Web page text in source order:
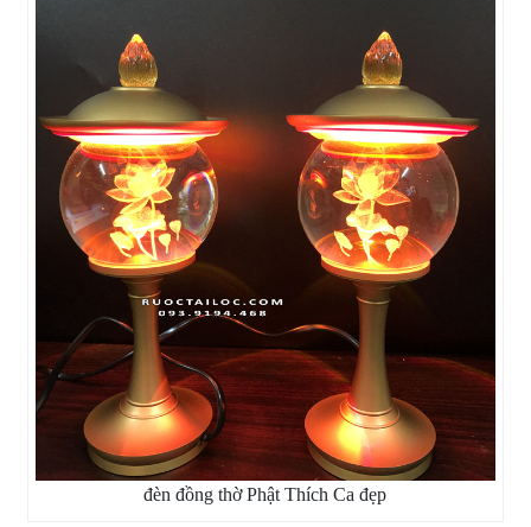
đèn đồng thờ Phật Thích Ca đẹp